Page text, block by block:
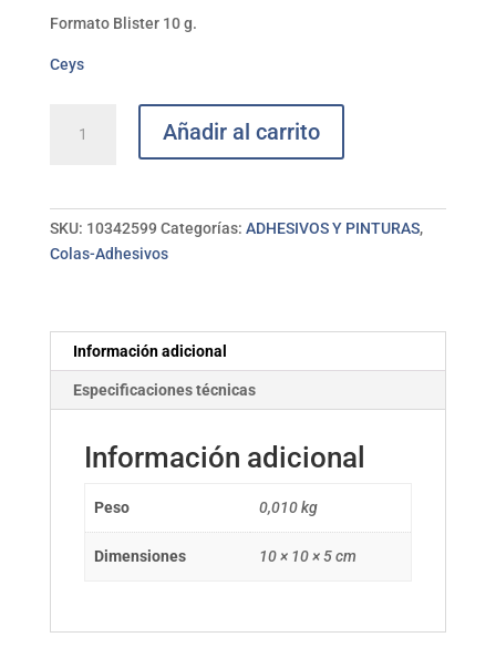
Formato Blister 10 g.
Ceys
montaje
Añadir al carrito
SKU: 10342599 Categorías: ADHESIVOS Y PINTURAS,
Colas-Adhesivos
Información adicional
Especificaciones técnicas
Información adicional
Peso 0,010 kg
Dimensiones 10 × 10 × 5 cm